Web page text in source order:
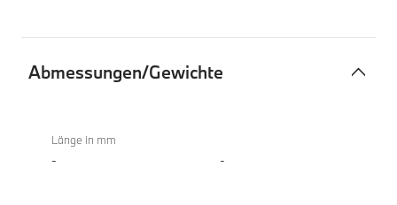
Abmessungen/Gewichte
xDrive
Gran
Länge in mm
- -